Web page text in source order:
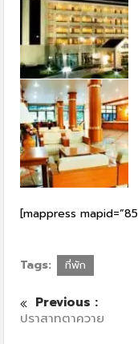
[mappress
Tags: ที่พัก
Previous :
ปราสาทตาควาย